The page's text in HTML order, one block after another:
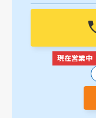
現在営業中